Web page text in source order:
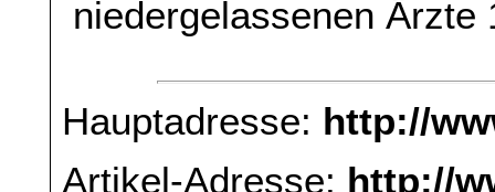
niedergelassenen Ärzte
Hauptadresse: http://
Artikel-Adresse: http://